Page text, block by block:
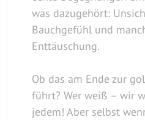
was dazugehört:
Bauchgefühl und
Enttäuschung.
Ob das am Ende zur
führt? Wer weiß – wir
jedem! Aber selbst